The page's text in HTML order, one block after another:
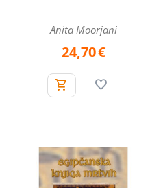
Anita Moorjani
24,70€